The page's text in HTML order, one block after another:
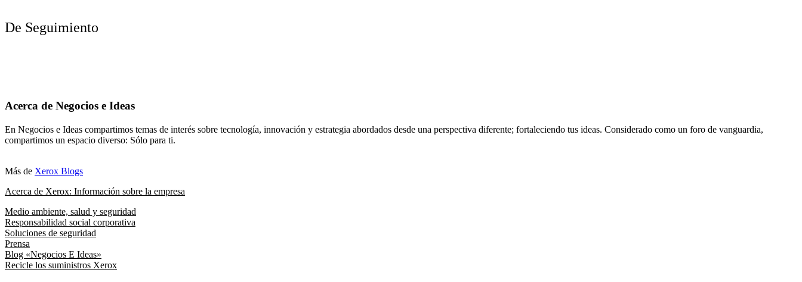
De Seguimiento
Acerca de Negocios e Ideas
En Negocios e Ideas compartimos temas de interés sobre tecnología, innovación y estrategia abordados desde una perspectiva diferente; fortaleciendo tus ideas. Considerado como un foro de vanguardia,
compartimos un espacio diverso: Sólo para ti.
Más de Xerox Blogs
Acerca de Xerox: Información sobre la empresa
Medio ambiente, salud y seguridad
Responsabilidad social corporativa
Soluciones de seguridad
Prensa
Blog «Negocios E Ideas»
Recicle los suministros Xerox